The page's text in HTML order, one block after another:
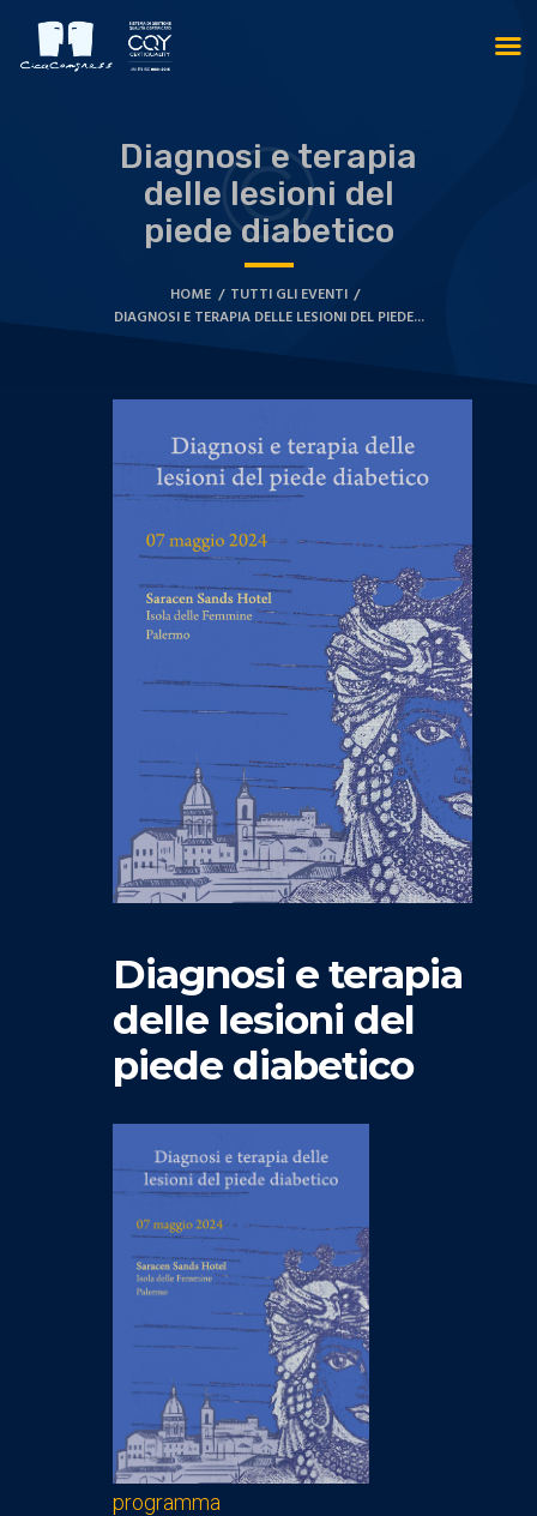
Diagnosi e terapia
delle lesioni del
piede diabetico
HOME
TUTTI GLI EVENTI
DIAGNOSI E TERAPIA DELLE LESIONI DEL PIEDE...
Diagnosi e terapia
delle lesioni del
piede diabetico
programma